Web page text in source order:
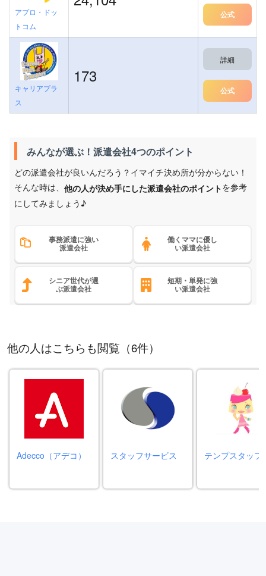
アプロ・ドッ
トコム
公式
キャリアプラ
ス
173
詳細
公式
みんなが選ぶ！派遣会社4つのポイント
どの派遣会社が良いんだろう？イマイチ決め所が分からない！
そんな時は、 他の人が決め手にした派遣会社のポイントを参考
にしてみましょう♪
事務派遣に強い
派遣会社
働くママに優し
い派遣会社
シニア世代が選
ぶ派遣会社
短期・単発に強
い派遣会社
他の人はこちらも閲覧（6件）
Adecco（アデコ） スタッフサービス テンプスタッフ